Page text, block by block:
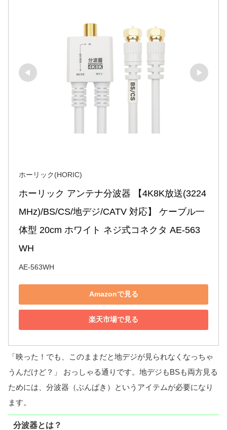
ホーリック(HORIC)
ホーリック アンテナ分波器 【4K8K放送(3224
MHz)/BS/CS/地デジ/CATV 対応】 ケーブル一
体型 20cm ホワイト ネジ式コネクタ AE-563
WH
AE-563WH
Amazonで見る
楽天市場で見る
「映った！でも、このままだと地デジが見られなくなっちゃ
うんだけど？」 おっしゃる通りです。地デジもBSも両方見る
ためには、分波器（ぶんぱき）というアイテムが必要になり
ます。
分波器とは？